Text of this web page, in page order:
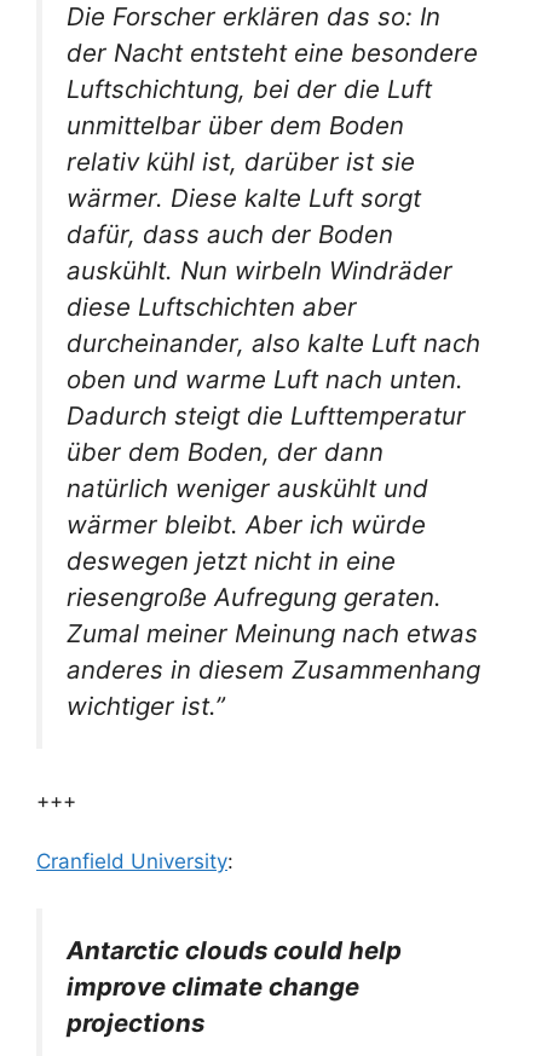
Die Forscher erklären das so: In
der Nacht entsteht eine besondere
Luftschichtung, bei der die Luft
unmittelbar über dem Boden
relativ kühl ist, darüber ist sie
wärmer. Diese kalte Luft sorgt
dafür, dass auch der Boden
auskühlt. Nun wirbeln Windräder
diese Luftschichten aber
durcheinander, also kalte Luft nach
oben und warme Luft nach unten.
Dadurch steigt die Lufttemperatur
über dem Boden, der dann
natürlich weniger auskühlt und
wärmer bleibt. Aber ich würde
deswegen jetzt nicht in eine
riesengroße Aufregung geraten.
Zumal meiner Meinung nach etwas
anderes in diesem Zusammenhang
wichtiger ist.”
+++
Cranfield University:
Antarctic clouds could help
improve climate change
projections